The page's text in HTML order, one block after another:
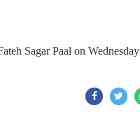
Sagar Paal on Wednesday